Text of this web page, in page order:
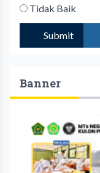
Tidak Baik
Submit
Banner